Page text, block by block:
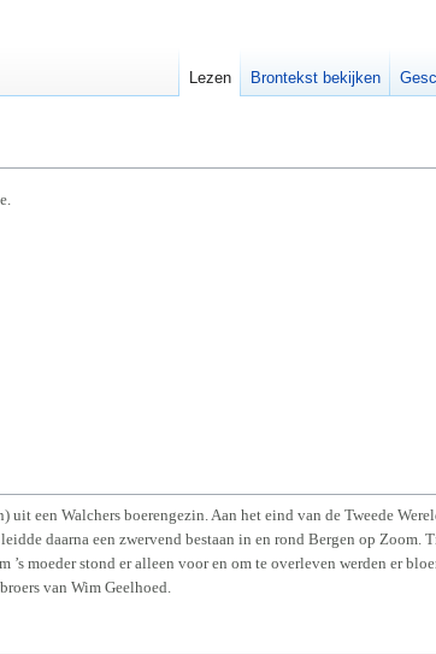
uit een Walchers boerengezin. Aan het eind van de Tweede
daarna een zwervend bestaan in en rond Bergen op Zoom.
moeder stond er alleen voor en om te overleven werden er
van Wim Geelhoed.
Lezen Brontekst bekijken